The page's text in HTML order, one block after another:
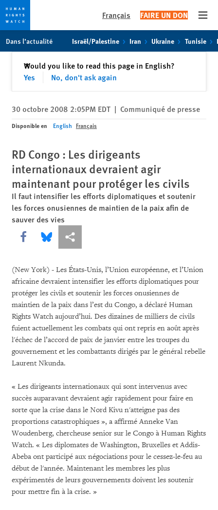
toto
content
Français FAIRE UN DON
Dans l’actualité Israël/Palestine Iran Ukraine Tunisie
Would you like to read this page in English?
Yes
No, don't ask again
✕Fermer
30 octobre 2008 2:05PM EDT | Communiqué de presse
Disponible en English Français
RD Congo : Les dirigeants
internationaux devraient agir
maintenant pour protéger les civils
Il faut intensifier les efforts diplomatiques et soutenir
les forces onusiennes de maintien de la paix afin de
sauver des vies
Share this via Facebook
Share this via Bluesky
Share this via Partagez
(New York) - Les États-Unis, l’Union européenne, et l’Union
africaine devraient intensifier les efforts diplomatiques pour
protéger les civils et soutenir les forces onusiennes de
maintien de la paix dans l’est du Congo, a déclaré Human
Rights Watch aujourd’hui. Des dizaines de milliers de civils
fuient actuellement les combats qui ont repris en août après
l'échec de l’accord de paix de janvier entre les troupes du
gouvernement et les combattants dirigés par le général rebelle
Laurent Nkunda.
« Les dirigeants internationaux qui sont intervenus avec
succès auparavant devraient agir rapidement pour faire en
sorte que la crise dans le Nord Kivu n'atteigne pas des
proportions catastrophiques », a affirmé Anneke Van
Woudenberg, chercheuse senior sur le Congo à Human Rights
Watch. « Les diplomates de Washington, Bruxelles et Addis-
Abeba ont participé aux négociations pour le cessez-le-feu au
début de l'année. Maintenant les membres les plus
expérimentés de leurs gouvernements doivent les soutenir
pour mettre fin à la crise. »